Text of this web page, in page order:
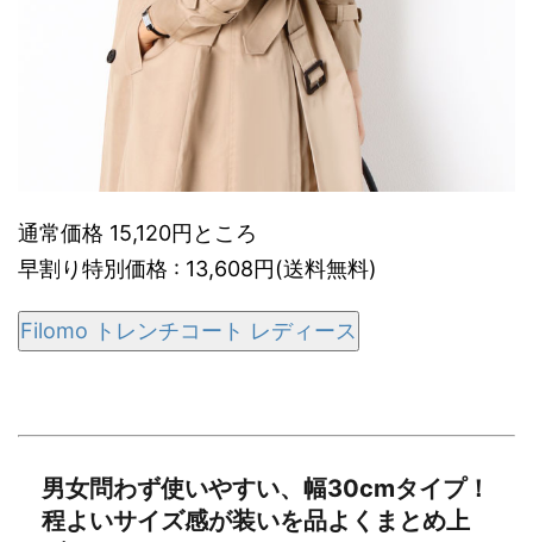
通常価格 15,120円ところ
早割り特別価格 : 13,608円(送料無料)
Filomo トレンチコート レディース
男女問わず使いやすい、幅30cmタイプ！
程よいサイズ感が装いを品よくまとめ上